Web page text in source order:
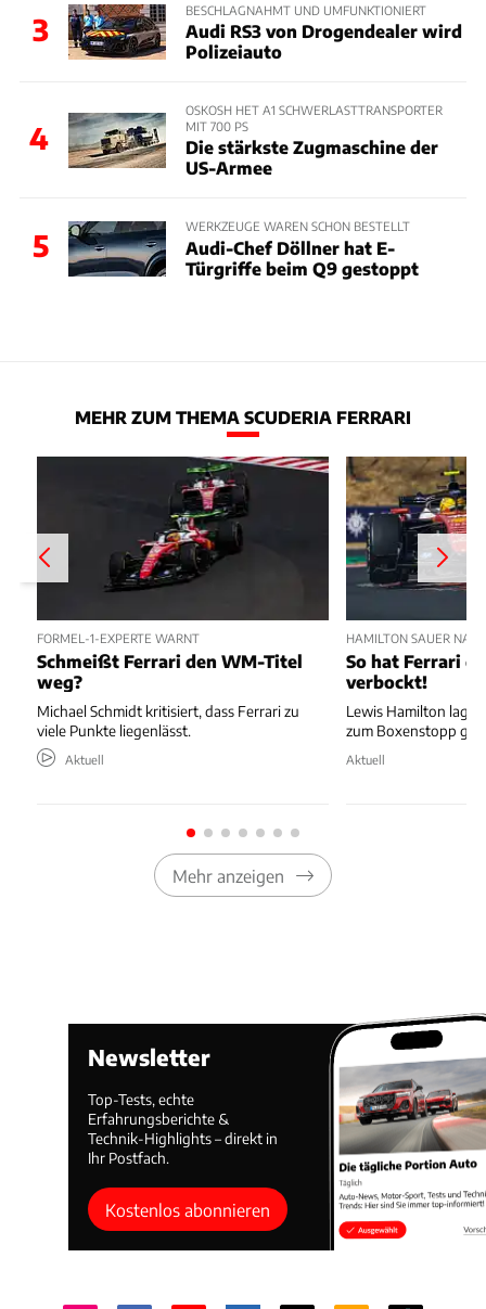
3
BESCHLAGNAHMT UND UMFUNKTIONIERT
Audi RS3 von Drogendealer wird
Polizeiauto
4
OSKOSH HET A1 SCHWERLASTTRANSPORTER
MIT 700 PS
Die stärkste Zugmaschine der
US-Armee
5
WERKZEUGE WAREN SCHON BESTELLT
Audi-Chef Döllner hat E-
Türgriffe beim Q9 gestoppt
MEHR ZUM THEMA SCUDERIA FERRARI
FORMEL-1-EXPERTE WARNT
Schmeißt Ferrari den WM-Titel
weg?
Michael Schmidt kritisiert, dass Ferrari zu
viele Punkte liegenlässt.
Aktuell
HAMILTON SAUER
So hat Ferrari
verbockt!
Lewis Hamilton lag
zum Boxenstopp
Aktuell
Mehr anzeigen
Newsletter
Top-Tests, echte
Erfahrungsberichte &
Technik-Highlights – direkt in
Ihr Postfach.
Kostenlos abonnieren